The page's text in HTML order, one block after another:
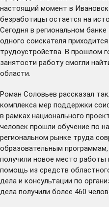
настоящий момент в
безработицы остается на
Сегодня в региональном
одного соискателя
трудоустройства. В прошлом
занятости работу смогли
области.
Роман Соловьев рассказал
комплекса мер поддержки
в рамках национального
человек прошли обучение по
региональном рынке труда
образовательным
получили новое место
помощь из средств
дела и консультации по
дела получили более 460